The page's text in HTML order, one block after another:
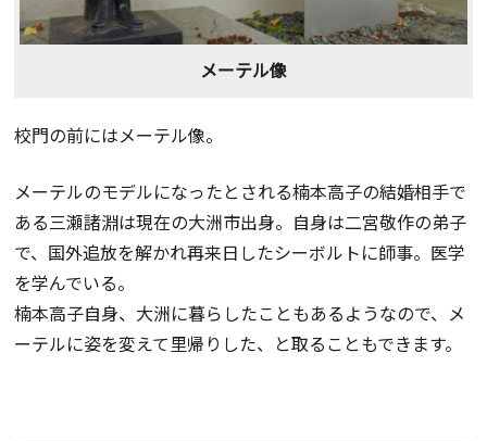
メーテル像
校門の前にはメーテル像。
メーテルのモデルになったとされる楠本高子の結婚相手で
ある三瀬諸淵は現在の大洲市出身。自身は二宮敬作の弟子
で、国外追放を解かれ再来日したシーボルトに師事。医学
を学んでいる。
楠本高子自身、大洲に暮らしたこともあるようなので、メ
ーテルに姿を変えて里帰りした、と取ることもできます。